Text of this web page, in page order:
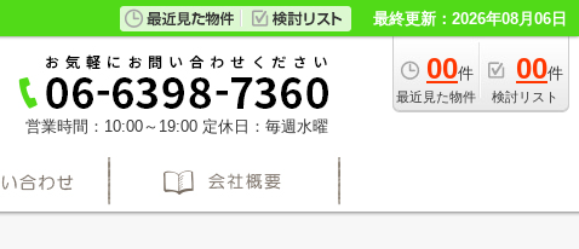
最終更新：2026年08月06日
00件
最近見た物件
00件
検討リスト
営業時間：10:00～19:00 定休日：毎週水曜